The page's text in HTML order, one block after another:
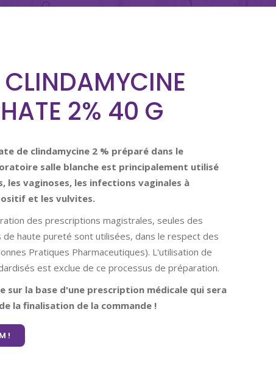
CLINDAMYCINE
2% 40 G
de clindamycine 2 % préparé dans le
salle blanche est principalement utilisé
les vaginoses, les infections vaginales à
et les vulvites.
des prescriptions magistrales, seules des
de haute pureté sont utilisées, dans le respect des
Pratiques Pharmaceutiques). L'utilisation de
est exclue de ce processus de préparation.
sur la base d'une prescription médicale qui sera
la finalisation de la commande !
!